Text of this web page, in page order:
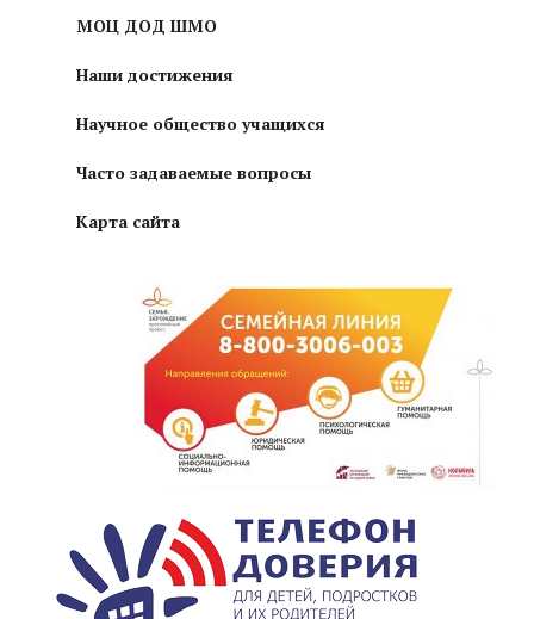
МОЦ ДОД ШМО
Наши достижения
Научное общество учащихся
Часто задаваемые вопросы
Карта сайта